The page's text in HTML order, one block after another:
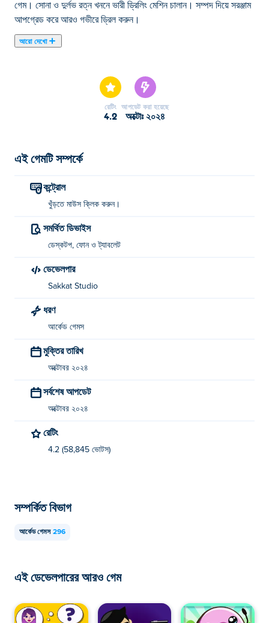
গেম। সোনা ও দুর্লভ রত্ন খননে ভারী ড্রিলিং মেশিন চালান। সম্পদ দিয়ে সরঞ্জাম
আপগ্রেড করে আরও গভীরে ড্রিল করুন।
আরো দেখো
রেটিং
4.2
আপডেট করা হয়েছে
অক্টোঃ ২০২৪
এই গেমটি সম্পর্কে
কন্ট্রোল
খুঁড়তে মাউস ক্লিক করুন।
সমর্থিত ডিভাইস
ডেস্কটপ, ফোন ও ট্যাবলেট
ডেভেলপার
Sakkat Studio
ধরণ
আর্কেড গেমস
মুক্তির তারিখ
অক্টোবর ২০২৪
সর্বশেষ আপডেট
অক্টোবর ২০২৪
রেটিং
4.2 (58,845 ভোটস)
সম্পর্কিত বিভাগ
আর্কেড গেমস 296
এই ডেভেলপারের আরও গেম